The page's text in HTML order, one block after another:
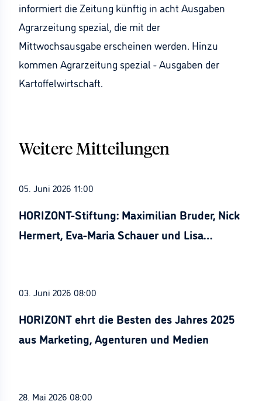
informiert die Zeitung künftig in acht Ausgaben
Agrarzeitung spezial, die mit der
Mittwochsausgabe erscheinen werden. Hinzu
kommen Agrarzeitung spezial - Ausgaben der
Kartoffelwirtschaft.
Weitere Mitteilungen
05. Juni 2026 11:00
HORIZONT-Stiftung: Maximilian Bruder, Nick
Hermert, Eva-Maria Schauer und Lisa
03. Juni 2026 08:00
HORIZONT ehrt die Besten des Jahres 2025
aus Marketing, Agenturen und Medien
28. Mai 2026 08:00